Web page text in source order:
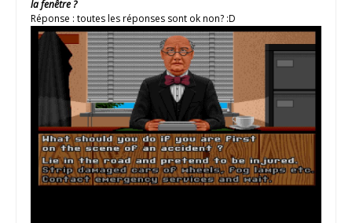
la fenêtre ?
Réponse : toutes les réponses sont ok non? :D